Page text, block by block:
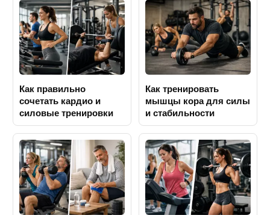
Как правильно
сочетать кардио и
силовые тренировки
Как тренировать
мышцы кора для силы
и стабильности